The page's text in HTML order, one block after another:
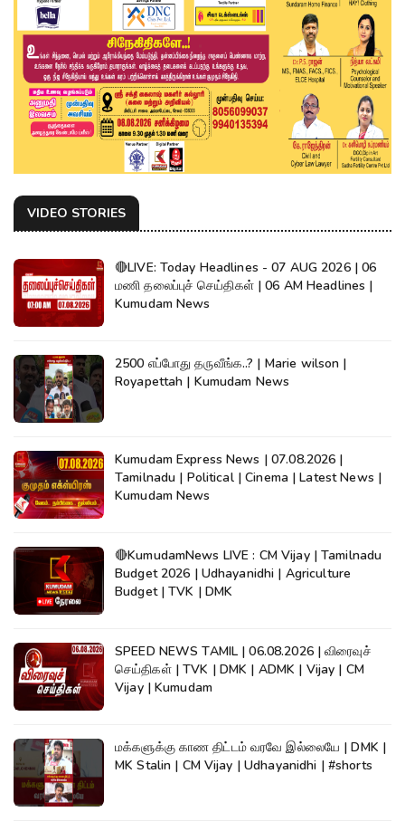
VIDEO STORIES
🔴LIVE: Today Headlines - 07 AUG 2026 | 06
மணி தலைப்புச் செய்திகள் | 06 AM Headlines |
Kumudam News
2500 எப்போது தருவீங்க..? | Marie wilson |
Royapettah | Kumudam News
Kumudam Express News | 07.08.2026 |
Tamilnadu | Political | Cinema | Latest News |
Kumudam News
🔴KumudamNews LIVE : CM Vijay | Tamilnadu
Budget 2026 | Udhayanidhi | Agriculture
Budget | TVK | DMK
SPEED NEWS TAMIL | 06.08.2026 | விரைவுச்
செய்திகள் | TVK | DMK | ADMK | Vijay | CM
Vijay | Kumudam
மக்களுக்கு காண திட்டம் வரவே இல்லையே | DMK |
MK Stalin | CM Vijay | Udhayanidhi | #shorts